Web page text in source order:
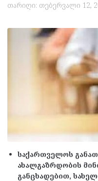
თარიღი: თებერვალი 12,
საქართველოს
ახალგაზრდობის
განცხადებით,